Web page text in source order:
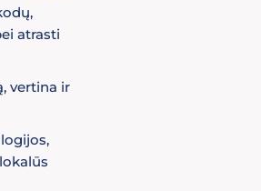
atrasti
vertina ir